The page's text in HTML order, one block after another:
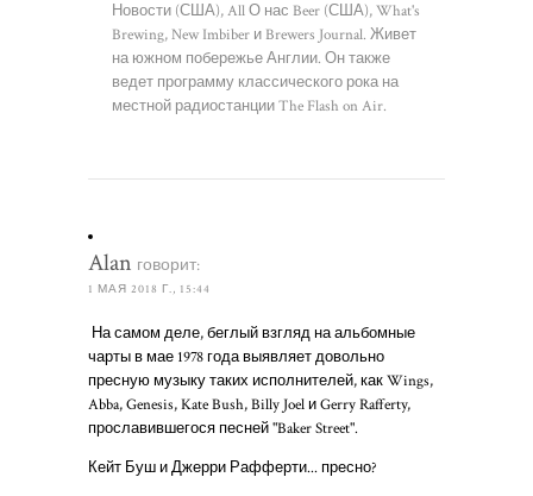
Новости (США), All О нас Beer (США), What's
Brewing, New Imbiber и Brewers Journal. Живет
на южном побережье Англии. Он также
ведет программу классического рока на
местной радиостанции The Flash on Air.
Alan говорит:
1 МАЯ 2018 Г., 15:44
На самом деле, беглый взгляд на альбомные
чарты в мае 1978 года выявляет довольно
пресную музыку таких исполнителей, как Wings,
Abba, Genesis, Kate Bush, Billy Joel и Gerry Rafferty,
прославившегося песней "Baker Street".
Кейт Буш и Джерри Рафферти... пресно?